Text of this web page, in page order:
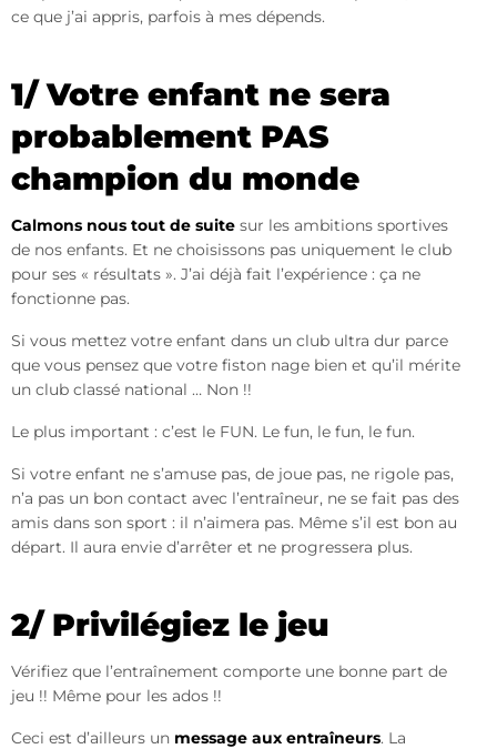
ce que j’ai appris, parfois à mes dépends.
1/ Votre enfant ne sera
probablement PAS
champion du monde
Calmons nous tout de suite sur les ambitions sportives
de nos enfants. Et ne choisissons pas uniquement le club
pour ses « résultats ». J’ai déjà fait l’expérience : ça ne
fonctionne pas.
Si vous mettez votre enfant dans un club ultra dur parce
que vous pensez que votre fiston nage bien et qu’il mérite
un club classé national … Non !!
Le plus important : c’est le FUN. Le fun, le fun, le fun.
Si votre enfant ne s’amuse pas, de joue pas, ne rigole pas,
n’a pas un bon contact avec l’entraîneur, ne se fait pas des
amis dans son sport : il n’aimera pas. Même s’il est bon au
départ. Il aura envie d’arrêter et ne progressera plus.
2/ Privilégiez le jeu
Vérifiez que l’entraînement comporte une bonne part de
jeu !! Même pour les ados !!
Ceci est d’ailleurs un message aux entraîneurs. La